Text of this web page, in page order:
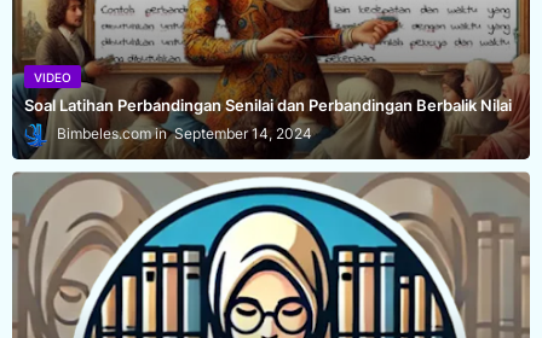
VIDEO
Soal Latihan Perbandingan Senilai dan Perbandingan Berbalik Nilai
Bimbeles.com September 14, 2024